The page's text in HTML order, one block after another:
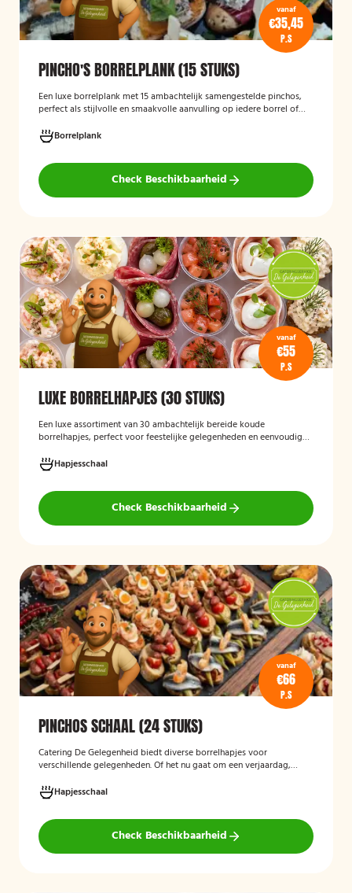
vanaf
€35,45
P.S
PINCHO'S BORRELPLANK (15 STUKS)
Een luxe borrelplank met 15 ambachtelijk samengestelde pinchos,
perfect als stijlvolle en smaakvolle aanvulling op iedere borrel of
Borrelplank
Check Beschikbaarheid
vanaf
€55
P.S
LUXE BORRELHAPJES (30 STUKS)
Een luxe assortiment van 30 ambachtelijk bereide koude
borrelhapjes, perfect voor feestelijke gelegenheden en eenvoudig
Hapjesschaal
Check Beschikbaarheid
vanaf
€66
P.S
PINCHOS SCHAAL (24 STUKS)
Catering De Gelegenheid biedt diverse borrelhapjes voor
verschillende gelegenheden. Of het nu gaat om een verjaardag,
Hieronder ziet u een selectie uit ons aanbod. De Poncho's schaal is
geschikt voor maximaal 6 personen
Hapjesschaal
Check Beschikbaarheid